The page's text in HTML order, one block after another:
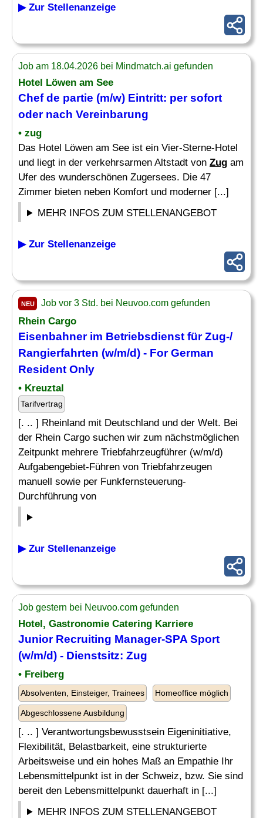
▶ Zur Stellenanzeige
Job am 18.04.2026 bei Mindmatch.ai gefunden
Hotel Löwen am See
Chef de partie (m/w) Eintritt: per sofort
oder nach Vereinbarung
• zug
Das Hotel Löwen am See ist ein Vier-Sterne-Hotel
und liegt in der verkehrsarmen Altstadt von Zug am
Ufer des wunderschönen Zugersees. Die 47
Zimmer bieten neben Komfort und moderner [...]
MEHR INFOS ZUM STELLENANGEBOT
▶ Zur Stellenanzeige
NEU Job vor 3 Std. bei Neuvoo.com gefunden
Rhein Cargo
Eisenbahner im Betriebsdienst fürZug-/
Rangierfahrten (w/m/d) - For German
Resident Only
• Kreuztal
Tarifvertrag
[. .. ] Rheinland mit Deutschland und der Welt. Bei
der Rhein Cargo suchen wir zum nächstmöglichen
Zeitpunkt mehrere Triebfahrzeugführer (w/m/d)
Aufgabengebiet-Führen von Triebfahrzeugen
manuell sowie per Funkfernsteuerung-
Durchführung von
▶ Zur Stellenanzeige
Job gestern bei Neuvoo.com gefunden
Hotel, Gastronomie Catering Karriere
Junior Recruiting Manager-SPA Sport
(w/m/d) - Dienstsitz: Zug
• Freiberg
Absolventen, Einsteiger, Trainees Homeoffice möglich
Abgeschlossene Ausbildung
[. .. ] Verantwortungsbewusstsein Eigeninitiative,
Flexibilität, Belastbarkeit, eine strukturierte
Arbeitsweise und ein hohes Maß an Empathie Ihr
Lebensmittelpunkt ist in der Schweiz, bzw. Sie sind
bereit den Lebensmittelpunkt dauerhaft in [...]
MEHR INFOS ZUM STELLENANGEBOT